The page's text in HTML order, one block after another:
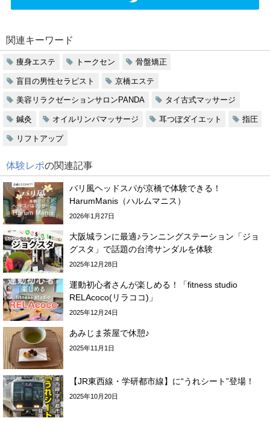
関連キーワード
痩身エステ トークセン 骨盤矯正
盲目の男性セラピスト 京橋エステ
美容リラクゼーションサロンPANDA タイ古式マッサージ
鍼灸 オイルリンパマッサージ 耳つぼダイエット 指圧
リフトアップ
体験レポの関連記事
バリ風ヘッドスパが京橋で体験できる！
HarumManis（ハルムマニス）
2026年1月27日
大阪城ランに最適♪ランニングステーション「ジョ
グスタ」で話題の台湾サンダルを体験
2025年12月28日
運動初心者さんが楽しめる！「fitness studio
RELAcoco(リラココ)」
2025年12月24日
あみじま茶屋で休憩♪
2025年11月1日
【JR東西線・学研都市線】に“うれシート”登場！
2025年10月20日